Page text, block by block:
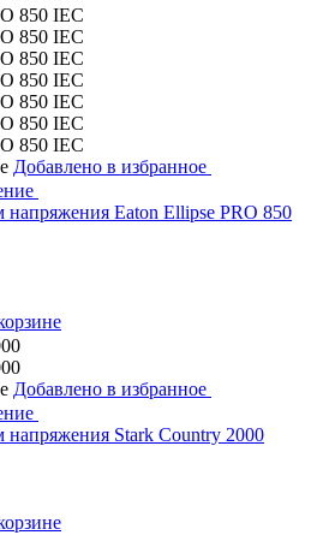
Добавлено в избранное
напряжения Eaton Ellipse PRO 850
Добавлено в избранное
напряжения Stark Country 2000